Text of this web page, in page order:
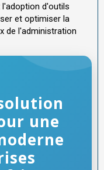
d'outils
et optimiser la
de l'administration
une